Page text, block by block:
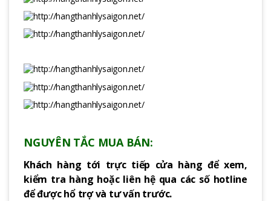
NGUYÊN TẮC MUA BÁN:
Khách hàng tới trực tiếp cửa hàng để xem,
kiểm tra hàng hoặc liên hệ qua các số hotline
để được hổ trợ và tư vấn trước.